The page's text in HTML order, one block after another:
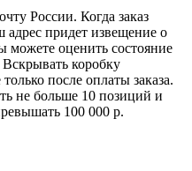
России. Когда заказ
адрес придет извещение о
можете оценить состояние
Вскрывать коробку
после оплаты заказа.
не больше 10 позиций и
100 000 р.